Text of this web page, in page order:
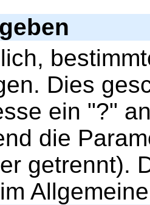
Dies
ein "?"
die
getrennt).